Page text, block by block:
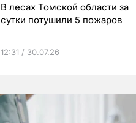
В лесах Томской области за
сутки потушили 5 пожаров
12:31 / 30.07.26